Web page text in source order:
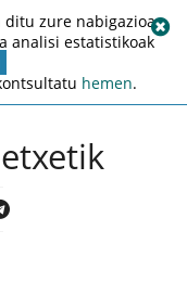
ditu zure nabigazioa
analisi estatistikoak
hemen.